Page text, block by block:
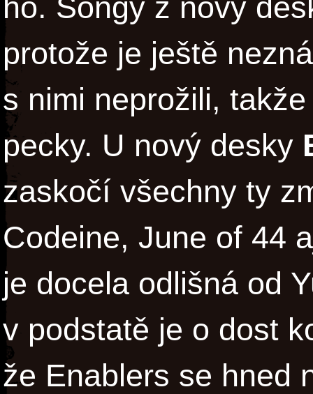
ho. Songy z nový
protože je ještě
s nimi neprožili,
pecky. U nový desky
zaskočí všechny ty
Codeine, June of 44
je docela odlišná od
v podstatě je o dost
že Enablers se hned